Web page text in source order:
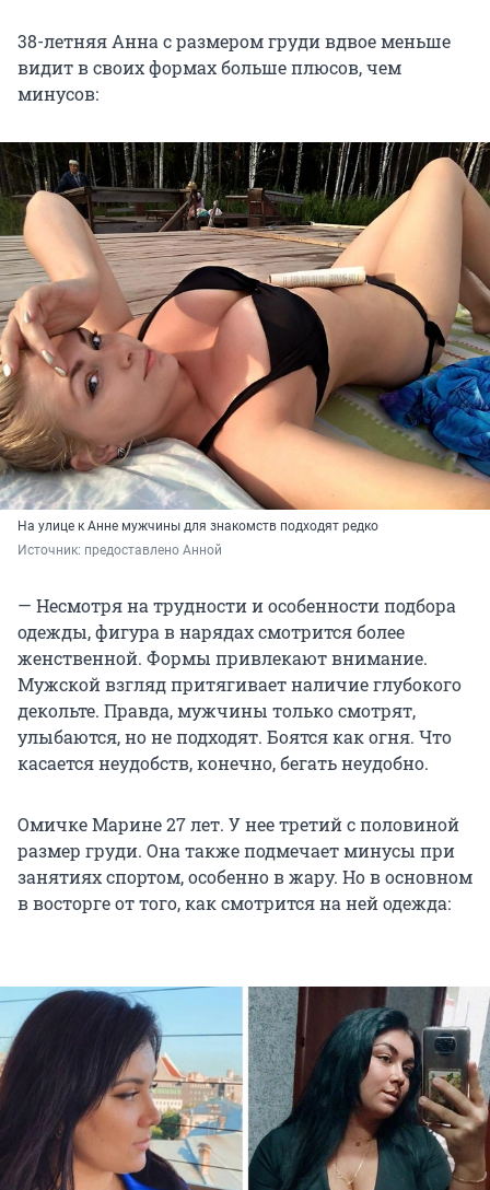
38-летняя Анна с размером груди вдвое меньше
видит в своих формах больше плюсов, чем
минусов:
На улице к Анне мужчины для знакомств подходят редко
Источник: предоставлено Анной
— Несмотря на трудности и особенности подбора
одежды, фигура в нарядах смотрится более
женственной. Формы привлекают внимание.
Мужской взгляд притягивает наличие глубокого
декольте. Правда, мужчины только смотрят,
улыбаются, но не подходят. Боятся как огня. Что
касается неудобств, конечно, бегать неудобно.
Омичке Марине 27 лет. У нее третий с половиной
размер груди. Она также подмечает минусы при
занятиях спортом, особенно в жару. Но в основном
в восторге от того, как смотрится на ней одежда: